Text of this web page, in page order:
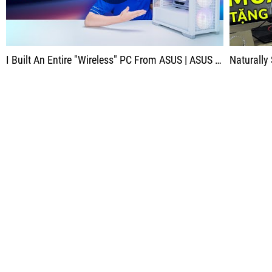
I Built An Entire "Wireless" PC From ASUS | ASUS TUF Z790 BTF WIFI DDR5 Mainboard So Quality!! Naturally Saw